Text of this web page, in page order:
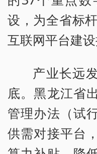
设，为全省标
互联网平台建设
产业长远
底。黑龙江省
管理办法（试
供需对接平台